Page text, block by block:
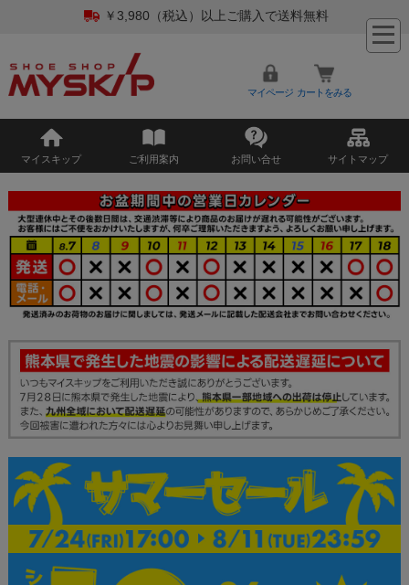
￥3,980（税込）以上ご購入で送料無料
マイページ カートをみる
マイスキップ ご利用案内 お問い合せ サイトマップ